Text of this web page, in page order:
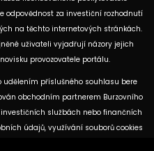
odpovědnost za investiční rozhodnutí
na těchto internetových stránkách.
uživateli vyjadřují názory jejich
provozovatele portálu.
příslušného souhlasu bere
obchodním partnerem Burzovního
službách nebo finančních
údajů, využívání souborů cookies